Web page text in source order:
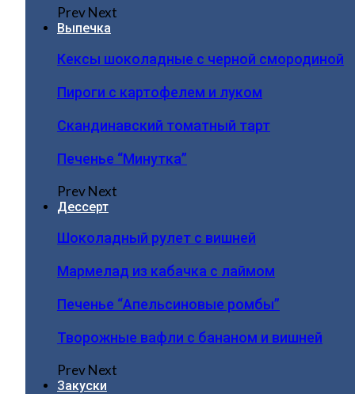
PrevNext
Выпечка
Кексы шоколадные с черной смородиной
Пироги c картофелем и луком
Скандинавский томатный тарт
Печенье “Минутка”
PrevNext
Дессерт
Шоколадный рулет с вишней
Мармелад из кабачка с лаймом
Печенье “Апельсиновые ромбы”
Творожные вафли с бананом и вишней
PrevNext
Закуски